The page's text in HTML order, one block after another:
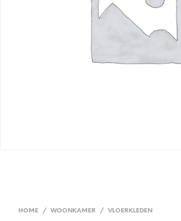
HOME / WOONKAMER / VLOERKLEDEN